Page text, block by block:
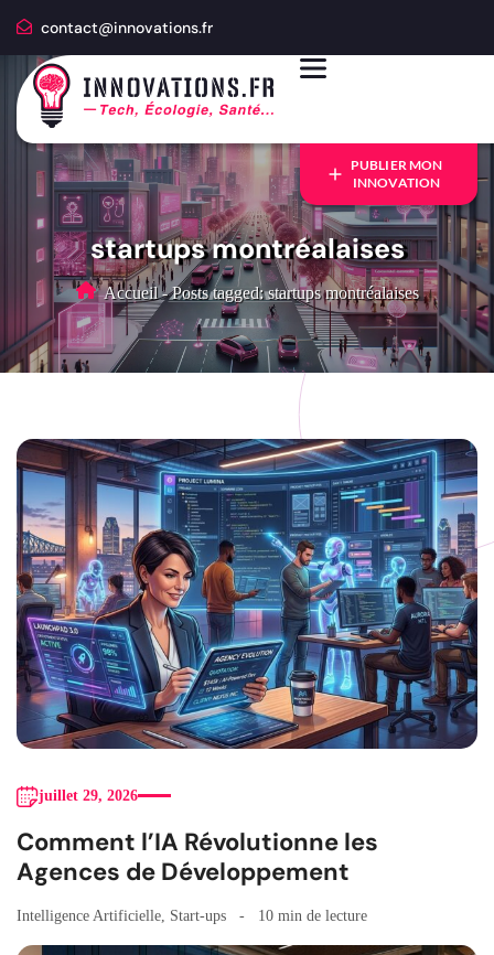
contact@innovations.fr
PUBLIER MON
INNOVATION
startups montréalaises
Accueil - Posts tagged: startups montréalaises
juillet 29, 2026
Comment l’IA Révolutionne les
Agences de Développement
Intelligence Artificielle Start-ups 10 min de lecture